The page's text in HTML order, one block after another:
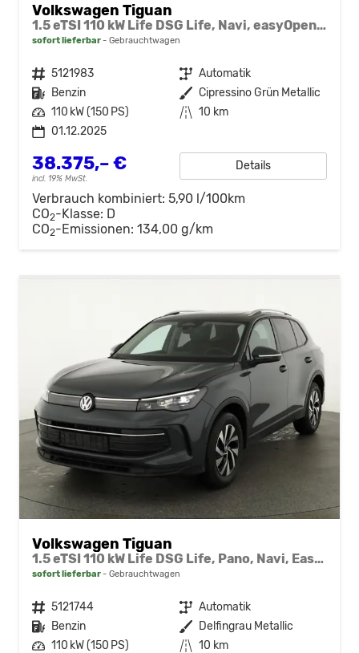
Volkswagen Tiguan
1.5 eTSI 110 kW Life DSG Life, Navi, easyOpen, Kamera, 5-J Garantie
sofort lieferbar Gebrauchtwagen
Fahrzeugnr. 5121983 Getriebe Automatik
Kraftstoff Benzin Außenfarbe Cipressino Grün Metallic
Leistung 110 kW (150 PS) Kilometerstand 10 km
01.12.2025
38.375,– €
incl. 19% MwSt.
Details
Verbrauch kombiniert: 5,90 l/100km
CO2-Klasse: D
CO2-Emissionen: 134,00 g/km
Volkswagen Tiguan
1.5 eTSI 110 kW Life DSG Life, Pano, Navi, EasyOpen, LED-Plus, 5 J.-Garantie
sofort lieferbar Gebrauchtwagen
Fahrzeugnr. 5121744 Getriebe Automatik
Kraftstoff Benzin Außenfarbe Delfingrau Metallic
Leistung 110 kW (150 PS) Kilometerstand 10 km